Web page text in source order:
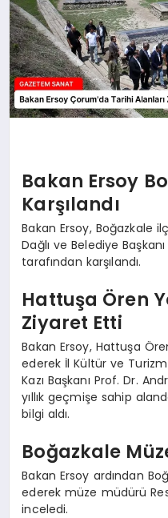
Bakan Ersoy
Karşılandı
Bakan Ersoy, Boğazkale
Dağlı ve Belediye
tarafından karşılandı.
Hattuşa Ören
Ziyaret Etti
Bakan Ersoy, Hattuşa
ederek İl Kültür ve
Kazı Başkanı Prof. Dr.
yıllık geçmişe sahip
bilgi aldı.
Boğazkale
Bakan Ersoy ardından
ederek müze müdürü
inceledi.